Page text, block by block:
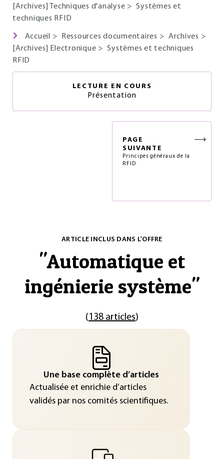
[Archives] Techniques d'analyse >Systèmes et
techniques RFID
Accueil > Ressources documentaires > Archives >
[Archives] Electronique >Systèmes et techniques
RFID
LECTURE EN COURS
Présentation
PAGE
SUIVANTE
Principes généraux de la
RFID
ARTICLE INCLUS DANS L'OFFRE
"Automatique et
ingénierie système"
(138 articles)
Une base complète d’articles
Actualisée et enrichie d’articles
validés par nos comités scientifiques.